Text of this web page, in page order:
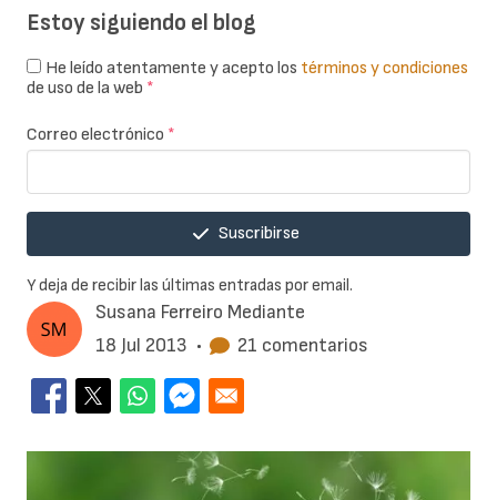
Susana Ferreiro Mediante
18 Jul 2013 • 21 comentarios
Estoy siguiendo el blog
He leído atentamente y acepto los términos y condiciones
de uso de la web *
Correo electrónico *
Suscribirse
Y deja de recibir las últimas entradas por email.